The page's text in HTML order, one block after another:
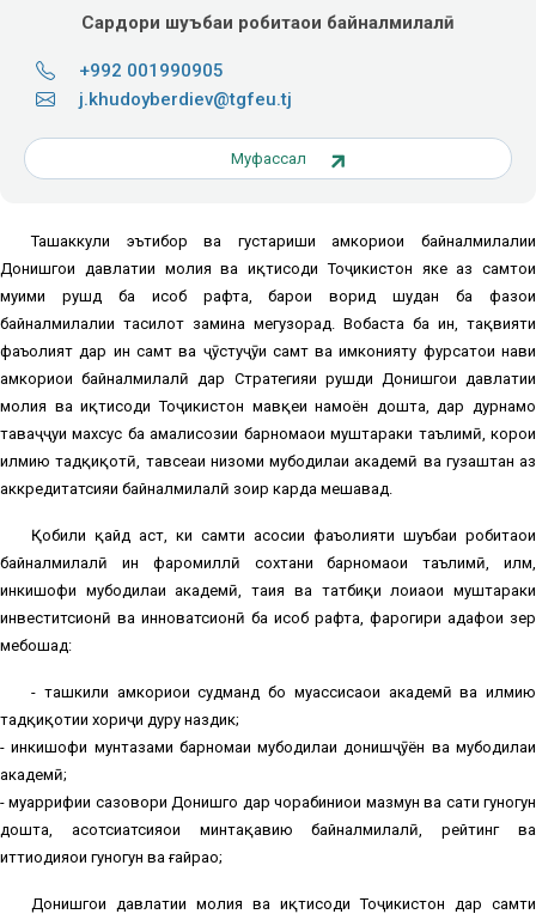
Сардори шуъбаи робитаҳои байналмилалӣ
+992 001990905
j.khudoyberdiev@tgfeu.tj
Муфассал
Ташаккули эътибор ва густариши ҳамкориҳои байналмилалии
Донишгоҳи давлатии молия ва иқтисоди Тоҷикистон яке аз самтҳои
муҳими рушд ба ҳисоб рафта, барои ворид шудан ба фазои
байналмилалии таҳсилот замина мегузорад. Вобаста ба ин, тақвияти
фаъолият дар ин самт ва ҷӯстуҷӯи самт ва имконияту фурсатҳои нави
ҳамкориҳои байналмилалӣ дар Стратегияи рушди Донишгоҳи давлатии
молия ва иқтисоди Тоҷикистон мавқеи намоён дошта, дар дурнамо
таваҷҷуҳи махсус ба амалисозии барномаҳои муштараки таълимӣ, корҳои
илмию тадқиқотӣ, тавсеаи низоми мубодилаи академӣ ва гузаштан аз
аккредитатсияи байналмилалӣ зоҳир карда мешавад.
Қобили қайд аст, ки самти асосии фаъолияти шуъбаи робитаҳои
байналмилалӣ ин фаромиллӣ сохтани барномаҳои таълимӣ, илм,
инкишофи мубодилаи академӣ, таҳия ва татбиқи лоиҳаҳои муштараки
инвеститсионӣ ва инноватсионӣ ба ҳисоб рафта, фарогири ҳадафҳои зер
мебошад:
- ташкили ҳамкориҳои судманд бо муассисаҳои академӣ ва илмию
тадқиқотии хориҷи дуру наздик;
- инкишофи мунтазами барномаи мубодилаи донишҷӯён ва мубодилаи
академӣ;
- муаррифии сазовори Донишгоҳ дар чорабиниҳои мазмун ва сатҳи гуногун
дошта, асотсиатсияҳои минтақавию байналмилалӣ, рейтинг ва
иттиҳодияҳои гуногун ва ғайраҳо;
Донишгоҳи давлатии молия ва иқтисоди Тоҷикистон дар самти